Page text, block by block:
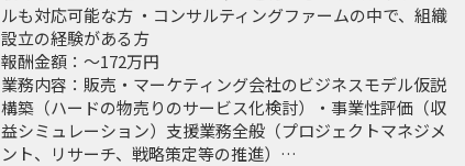
ルも対応可能な方 ・コンサルティングファームの中で、組織
設立の経験がある方
報酬金額：～172万円
業務内容：販売・マーケティング会社のビジネスモデル仮説
構築（ハードの物売りのサービス化検討）・事業性評価（収
益シミュレーション）支援業務全般（プロジェクトマネジメ
ント、リサーチ、戦略策定等の推進）